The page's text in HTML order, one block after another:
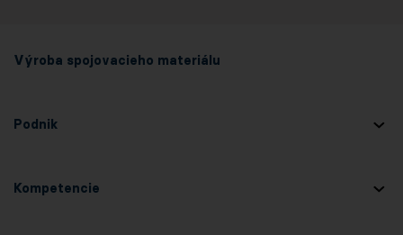
Výroba spojovacieho materiálu
Podnik
Kompetencie